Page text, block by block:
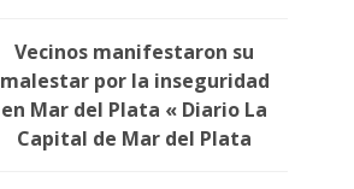
Vecinos manifestaron su
malestar por la inseguridad
en Mar del Plata « Diario La
Capital de Mar del Plata